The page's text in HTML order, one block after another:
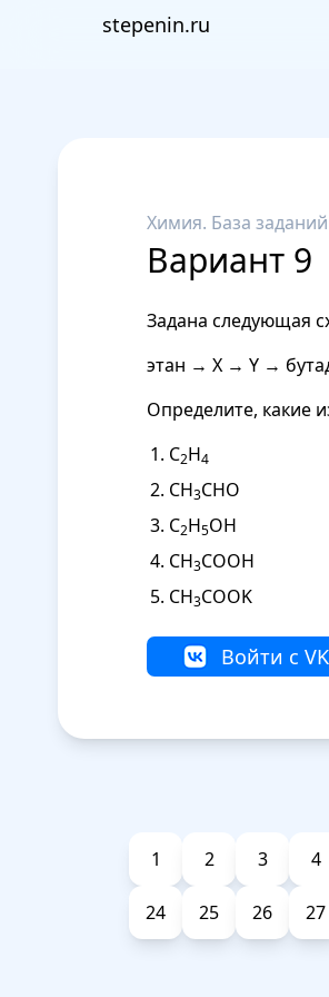
stepenin.ru
Химия. База заданий
Вариант 9
Задана следующая
этан → X → Y →
Определите, какие
С2Н4
СН3СНО
С2Н5ОН
СН3СООН
СН3СООK
Войти с
1 2 3 4
24 25 26 27